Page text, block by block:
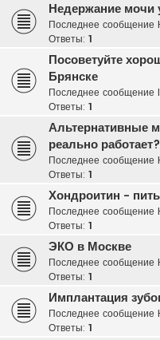
Недержание
Последнее сообщение
Ответы: 1
Посоветуйте
Брянске
Последнее сообщение
Ответы: 1
Альтернативные
реально работает?
Последнее сообщение
Ответы: 1
Хондроитин -
Последнее сообщение
Ответы: 1
ЭКО в Москве
Последнее сообщение
Ответы: 1
Имплантация
Последнее сообщение
Ответы: 1